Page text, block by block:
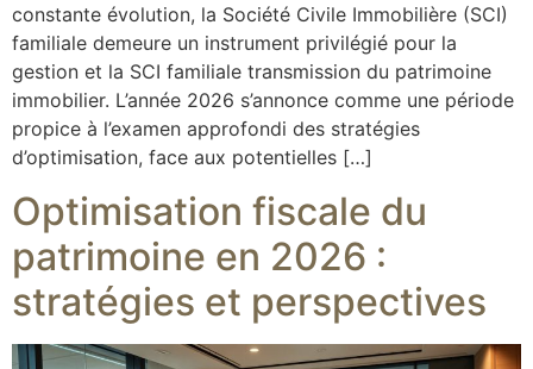
constante évolution, la Société Civile Immobilière (SCI)
familiale demeure un instrument privilégié pour la
gestion et la SCI familiale transmission du patrimoine
immobilier. L’année 2026 s’annonce comme une période
propice à l’examen approfondi des stratégies
d’optimisation, face aux potentielles […]
Optimisation fiscale du
patrimoine en 2026 :
stratégies et perspectives